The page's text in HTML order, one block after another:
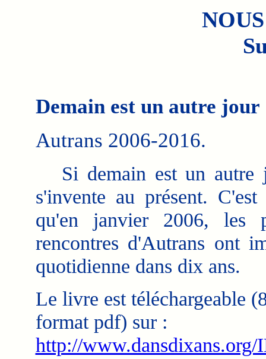
Demain est un autre jour
Autrans 2006-2016.
Si demain est un autre
s'invente au présent.
qu'en janvier 2006, les
rencontres d'Autrans ont
quotidienne dans dix ans.
Le livre est téléchargeable
format pdf) sur :
http://